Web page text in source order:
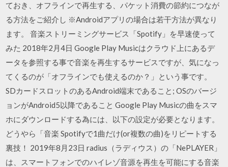
ておき、オフラインで再生する、パケット消費の節約につなが
る方法をご紹介し ※Androidアプリの場合は若干方法が異なり
ます。 音楽ストリーミングサービス「Spotify」を早速使って
みた 2018年2月4日 Google Play Musicはクラウド上にあるデ
ータを参照する事で音楽を再生するサービスですが、気になっ
てくるのが「オフラインでも使えるのか？」という事です。
SDカードスロットのあるAndroid端末であること; OSのバージ
ョンがAndroid5以降であること Google Play Musicの曲をスマ
ホにダウンロードする為には、以下の設定が必要となります。
どうやら「音楽 Spotifyで1曲だけ(or複数の曲)をリピートする
裏技！ 2019年8月23日 radius（ラディウス）の「NePLAYER」
は、スマートフォンでのハイレゾ音源を再生を可能にする音楽